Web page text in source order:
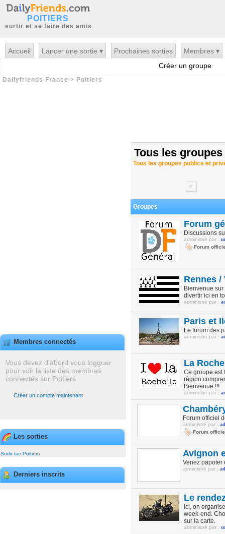
POITIERS
sortir et se faire des amis
Accueil Lancer une sortie ▾ Prochaines sorties
Membres ▾
Créer un groupe
Dailyfriends France > Poitiers
Membres connectés
Vous devez d'abord vous logguer
pour voir la liste des membres
connectés sur Poitiers
Créer un compte maintenant
Les sorties
Sortir sur Poitiers
Derniers inscrits
Tous les
Tous les groupes publics et
<
Groupes
Forum
Discussions
administré par :
Forum
Rennes /
Bienvenue
divertir ici en
administré par :
Paris et
Le forum des
administré par :
La
Ce groupe est
région
Bienvenue !!!
administré par :
Forum officiel
administré par :
Forum
Avignon
Venez papoter
administré par :
Le
Ici, on
week-end.
sur la carte.
administré par :